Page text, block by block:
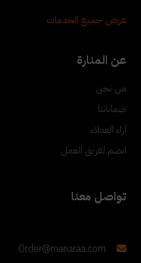
عرض جميع الخدمات
عن المنارة
من نحن
ضماناتنا
آراء العملاء
انضم لفريق العمل
تواصل معنا
Order@manaraa.com